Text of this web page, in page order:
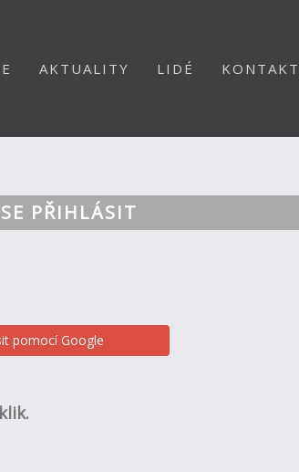
AKTUALITY LIDÉ KONTAKT
PŘIHLÁSIT
pomocí Google